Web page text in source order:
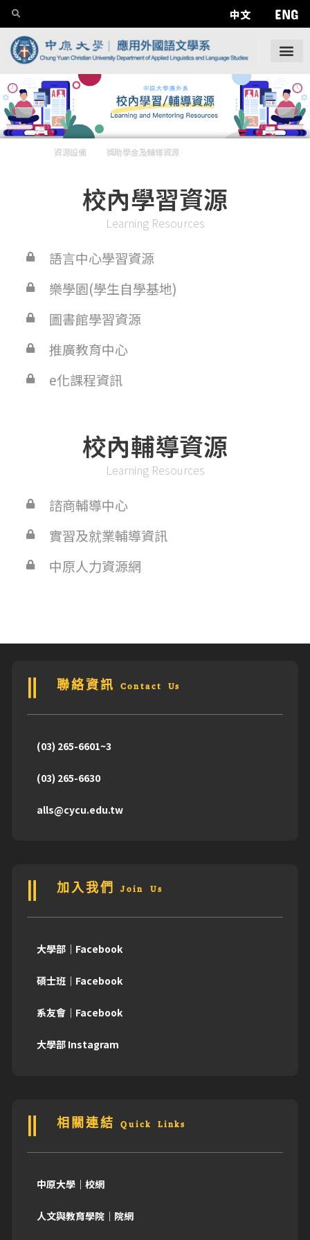
中文 ENG
資源設備 獎助學金及輔導資源
校內學習資源
Learning Resources
語言中心學習資源
樂學園(學生自學基地)
圖書館學習資源
推廣教育中心
e化課程資訊
校內輔導資源
Learning Resources
諮商輔導中心
實習及就業輔導資訊
中原人力資源網
聯絡資訊 Contact Us
(03) 265-6601~3
(03) 265-6630
alls@cycu.edu.tw
加入我們 Join Us
大學部｜Facebook
碩士班｜Facebook
系友會｜Facebook
大學部 Instagram
相關連結 Quick Links
中原大學｜校網
人文與教育學院｜院網